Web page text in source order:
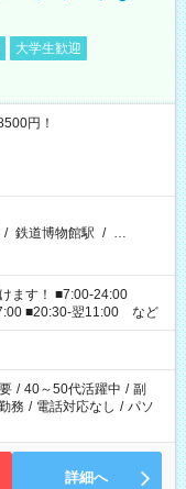
大学生歓迎
円！
/ 鉄道博物館駅 / …
ます！ ■7:00-24:00
■20:30-翌11:00 など
/ 40～50代活躍中 / 副
務 / 電話対応なし / パソ
詳細へ